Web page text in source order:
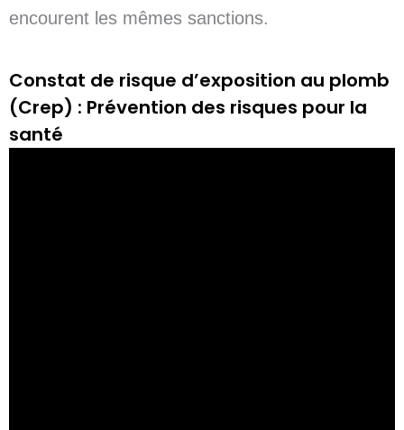
encourent les mêmes sanctions.
Constat de risque d’exposition au plomb
(Crep) : Prévention des risques pour la
santé